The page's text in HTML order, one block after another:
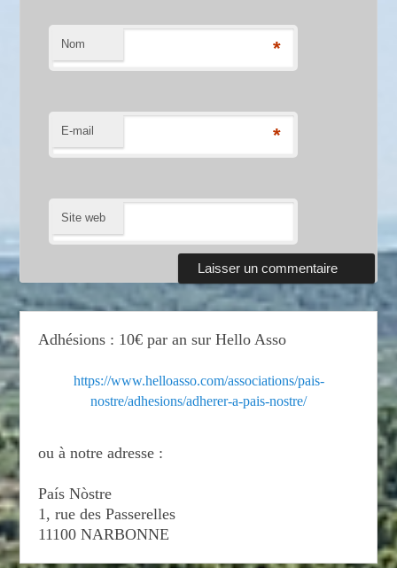
Nom *
E-mail *
Site web
Adhésions : 10€ par an sur Hello Asso
https://www.helloasso.com/associations/pais-
nostre/adhesions/adherer-a-pais-nostre/
ou à notre adresse :
País Nòstre
1, rue des Passerelles
11100 NARBONNE